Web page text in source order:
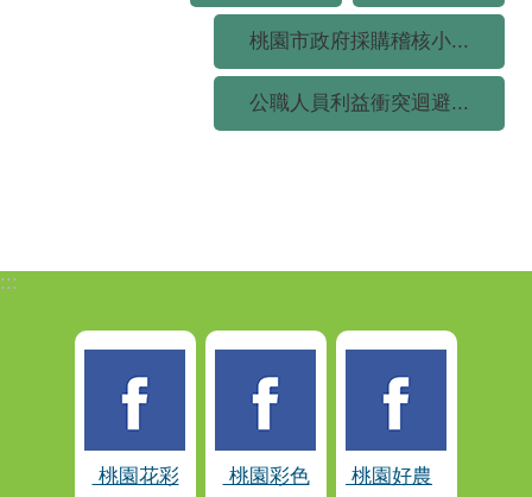
桃園市政府採購稽核小...
公職人員利益衝突迴避...
:::
桃園花彩
桃園彩色
桃園好農